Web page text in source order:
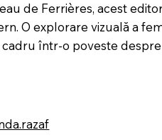
de Ferrières, acest
O explorare vizuală a
într-o poveste despre